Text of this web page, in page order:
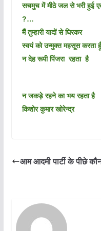
सचमुच में मीठे जल से भरी हुई
?…
मैं तुम्हारी यादों से घिरकर
स्वयं को उन्मुक्त महसूस करता
न देह रूपी पिंजरा रहता है
न जकड़े रहने का भय रहता है
किशोर कुमार खोरेन्द्र
आम आदमी पार्टी के पीछे